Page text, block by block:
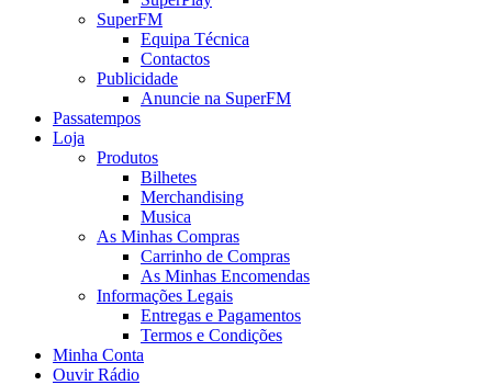
SuperFM
Equipa Técnica
Contactos
Publicidade
Anuncie na SuperFM
Passatempos
Loja
Produtos
Bilhetes
Merchandising
Musica
As Minhas Compras
Carrinho de Compras
As Minhas Encomendas
Informações Legais
Entregas e Pagamentos
Termos e Condições
Minha Conta
Ouvir Rádio